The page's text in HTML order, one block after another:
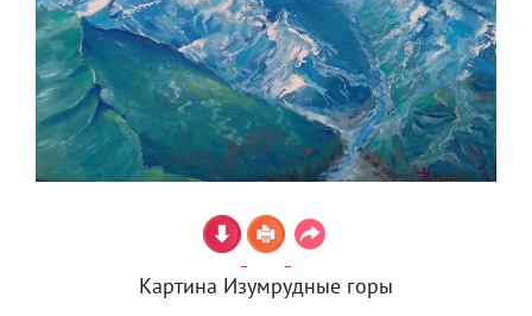
Картина Изумрудные горы